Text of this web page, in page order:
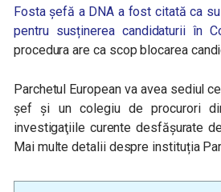
Fosta șefă a DNA a fost citată ca
pentru susținerea candidaturii în
procedura are ca scop blocarea
Parchetul European va avea sediul
şef şi un colegiu de procurori
investigaţiile curente desfăşurate
Mai multe detalii despre instituția